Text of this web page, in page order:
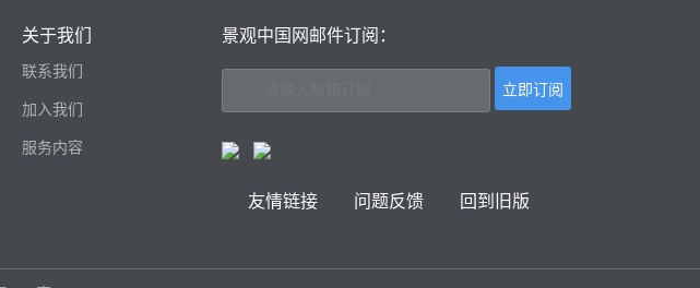
关于我们
联系我们
加入我们
服务内容
景观中国网邮件订阅：
友情链接 问题反馈 回到旧版